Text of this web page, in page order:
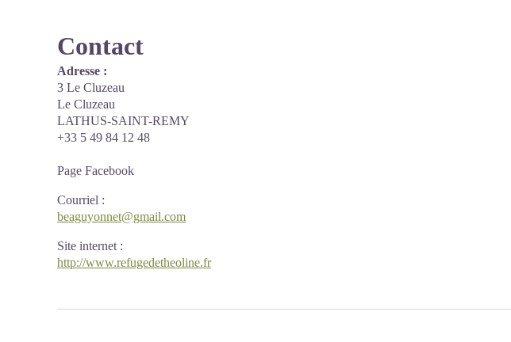
Contact
Adresse :
3 Le Cluzeau
Le Cluzeau
LATHUS-SAINT-REMY
+33 5 49 84 12 48
Page Facebook
Courriel :
beaguyonnet@gmail.com
Site internet :
http://www.refugedetheoline.fr